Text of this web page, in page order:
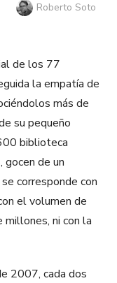
Autor
Roberto Soto
de los 77
la empatía de
más de
su pequeño
biblioteca
de un
corresponde con
el volumen de
millones, ni con la
2007, cada dos